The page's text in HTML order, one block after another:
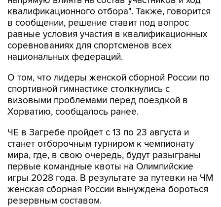
квалификационного отбора". Также, говорится
в сообщении, решение ставит под вопрос
равные условия участия в квалификационных
соревнованиях для спортсменов всех
национальных федераций.
О том, что лидеры женской сборной России по
спортивной гимнастике столкнулись с
визовыми проблемами перед поездкой в
Хорватию, сообщалось ранее.
ЧЕ в Загребе пройдет с 13 по 23 августа и
станет отборочным турниром к чемпионату
мира, где, в свою очередь, будут разыграны
первые командные квоты на Олимпийские
игры 2028 года. В результате за путевки на ЧМ
женская сборная России вынуждена бороться
резервным составом.